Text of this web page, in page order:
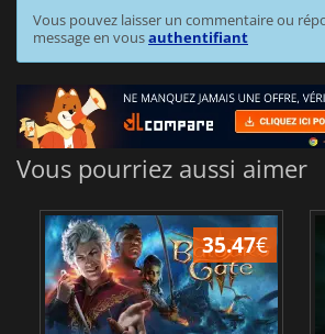
Vous pouvez laisser un commentaire ou
message en vousauthentifiant
Vous pourriez aussi aimer
35.47€